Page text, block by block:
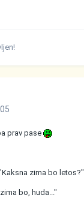
prav pase
zima bo letos?"
bo, huda..."